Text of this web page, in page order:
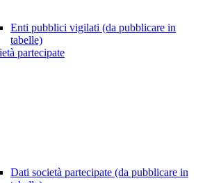
Enti pubblici vigilati (da pubblicare in
tabelle)
partecipate
Dati società partecipate (da pubblicare in